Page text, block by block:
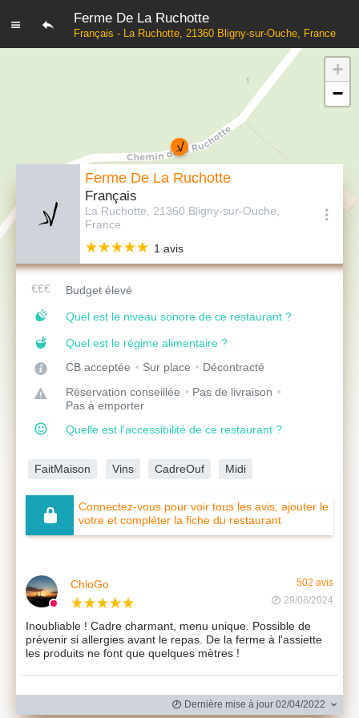
Ferme De La Ruchotte
Français - La Ruchotte, 21360 Bligny-sur-Ouche, France
Ferme De La Ruchotte
Français
La Ruchotte, 21360 Bligny-sur-Ouche,
France
1 avis
Budget élevé
Quel est le niveau sonore de ce restaurant ?
Quel est le régime alimentaire ?
CB acceptée
Sur place
Décontracté
Réservation conseillée
Pas de livraison
Pas à emporter
Quelle est l'accessibilité de ce restaurant ?
FaitMaison Vins CadreOuf Midi
Connectez-vous pour voir tous les avis, ajouter le
votre et compléter la fiche du restaurant
ChloGo
502 avis
29/08/2024
Inoubliable ! Cadre charmant, menu unique. Possible de
prévenir si allergies avant le repas. De la ferme à l'assiette
les produits ne font que quelques mètres !
Dernière mise à jour 02/04/2022
+
−